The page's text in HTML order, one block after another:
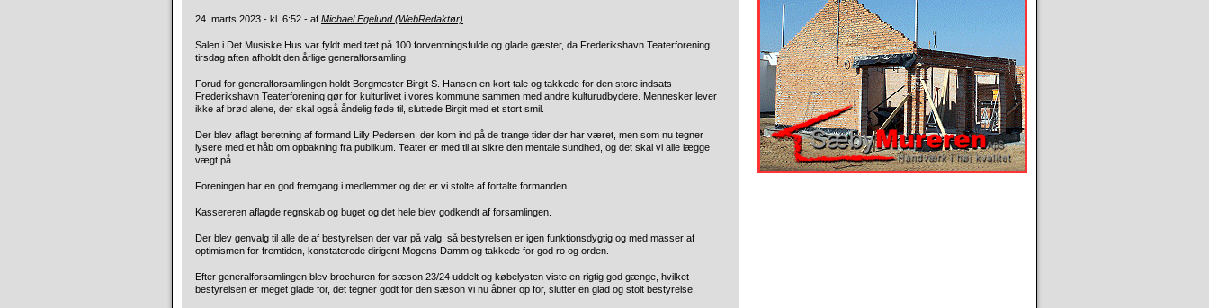
24. marts 2023 - kl. 6:52 - af Michael Egelund (WebRedaktør)
Salen i Det Musiske Hus var fyldt med tæt på 100 forventningsfulde og glade gæster, da Frederikshavn Teaterforening
tirsdag aften afholdt den årlige generalforsamling.
Forud for generalforsamlingen holdt Borgmester Birgit S. Hansen en kort tale og takkede for den store indsats
Frederikshavn Teaterforening gør for kulturlivet i vores kommune sammen med andre kulturudbydere. Mennesker lever
ikke af brød alene, der skal også åndelig føde til, sluttede Birgit med et stort smil.
Der blev aflagt beretning af formand Lilly Pedersen, der kom ind på de trange tider der har været, men som nu tegner
lysere med et håb om opbakning fra publikum. Teater er med til at sikre den mentale sundhed, og det skal vi alle lægge
vægt på.
Foreningen har en god fremgang i medlemmer og det er vi stolte af fortalte formanden.
Kassereren aflagde regnskab og buget og det hele blev godkendt af forsamlingen.
Der blev genvalg til alle de af bestyrelsen der var på valg, så bestyrelsen er igen funktionsdygtig og med masser af
optimismen for fremtiden, konstaterede dirigent Mogens Damm og takkede for god ro og orden.
Efter generalforsamlingen blev brochuren for sæson 23/24 uddelt og købelysten viste en rigtig god gænge, hvilket
bestyrelsen er meget glade for, det tegner godt for den sæson vi nu åbner op for, slutter en glad og stolt bestyrelse,